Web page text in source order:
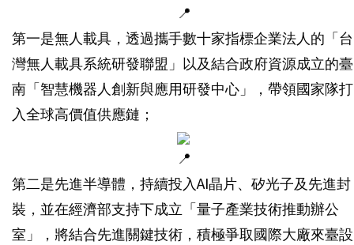
第一是無人載具，透過攜手數十家指標企業法人的「台
灣無人載具系統研發聯盟」以及結合政府資源成立的臺
南「智慧機器人創新與應用研發中心」，帶領國家隊打
入全球高價值供應鏈；
第二是先進半導體，持續投入AI晶片、矽光子及先進封
裝，並在經濟部支持下成立「量子產業技術推動辦公
室」，將結合先進關鍵技術，積極爭取國際大廠來臺設